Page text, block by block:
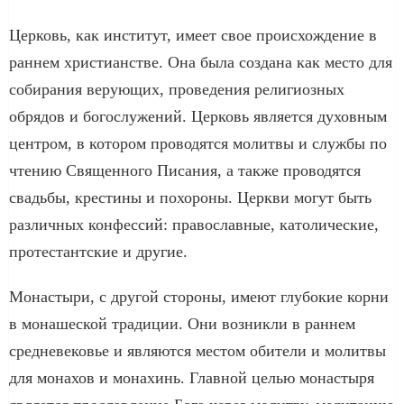
Церковь, как институт, имеет свое происхождение в
раннем христианстве. Она была создана как место для
собирания верующих, проведения религиозных
обрядов и богослужений. Церковь является духовным
центром, в котором проводятся молитвы и службы по
чтению Священного Писания, а также проводятся
свадьбы, крестины и похороны. Церкви могут быть
различных конфессий: православные, католические,
протестантские и другие.
Монастыри, с другой стороны, имеют глубокие корни
в монашеской традиции. Они возникли в раннем
средневековье и являются местом обители и молитвы
для монахов и монахинь. Главной целью монастыря